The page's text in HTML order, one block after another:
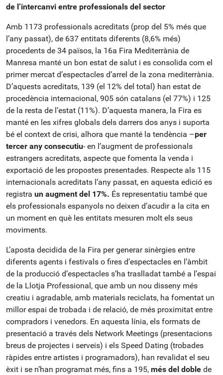
de l’intercanvi entre professionals del sector
Amb 1173 professionals acreditats (prop del 5% més que
l’any passat), de 637 entitats diferents (8,6% més)
procedents de 34 països, la 16a Fira Mediterrània de
Manresa manté un bon estat de salut i es consolida com el
primer mercat d’espectacles d’arrel de la zona mediterrània.
D’aquests acreditats, 139 (el 12% del total) han estat de
procedència internacional, 905 són catalans (el 77%) i 125
de la resta de l’estat (11%). D’aquesta manera, la Fira es
manté en les xifres globals dels darrers dos anys i suporta
bé el context de crisi, alhora que manté la tendència –per
tercer any consecutiu- en l’augment de professionals
estrangers acreditats, aspecte que fomenta la venda i
exportació de les propostes presentades. Respecte als 115
internacionals acreditats l’any passat, en aquesta edició es
registra un augment del 17%. És representatiu també que
els professionals espanyols no deixen d’acudir a la cita en
un moment en què les entitats mesuren molt els seus
moviments.
L’aposta decidida de la Fira per generar sinèrgies entre
diferents agents i festivals o fires d’espectacles en l’àmbit
de la producció d’espectacles s’ha traslladat també a l’espai
de la Llotja Professional, que amb un nou disseny més
creatiu i agradable, amb materials reciclats, ha fomentat un
millor espai de trobada i de relació, de més proximitat entre
compradors i venedors. En aquesta línia, els formats de
presentació a través dels Network Meetings (presentacions
breus de projectes i serveis) i els Speed Dating (trobades
ràpides entre artistes i programadors), han revalidat el seu
èxit i se n’han programat més, fins a 195, més del doble de